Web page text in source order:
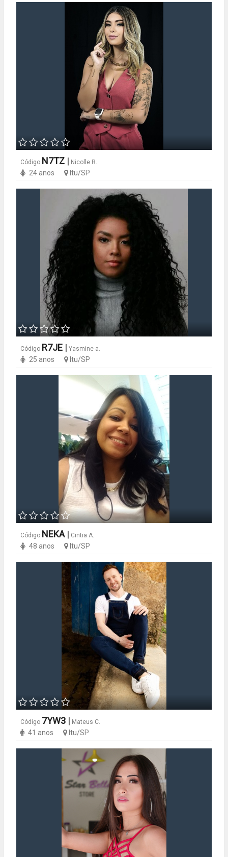
Código N7TZ | Nicolle R.
24 anos Itu/SP
Código R7JE | Yasmine a.
25 anos Itu/SP
Código NEKA | Cintia A.
48 anos Itu/SP
Código 7YW3 | Mateus C.
41 anos Itu/SP